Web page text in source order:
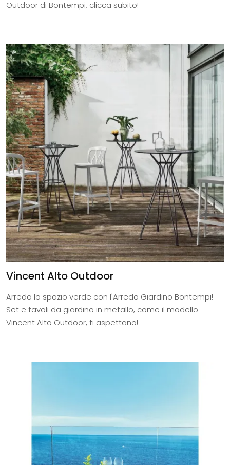
Outdoor di Bontempi, clicca subito!
Vincent Alto Outdoor
Arreda lo spazio verde con l'Arredo Giardino Bontempi!
Set e tavoli da giardino in metallo, come il modello
Vincent Alto Outdoor, ti aspettano!